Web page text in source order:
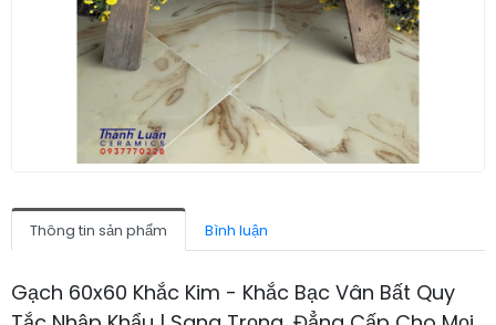
Thông tin sản phẩm Bình luận
Gạch 60x60 Khắc Kim - Khắc Bạc Vân Bất Quy